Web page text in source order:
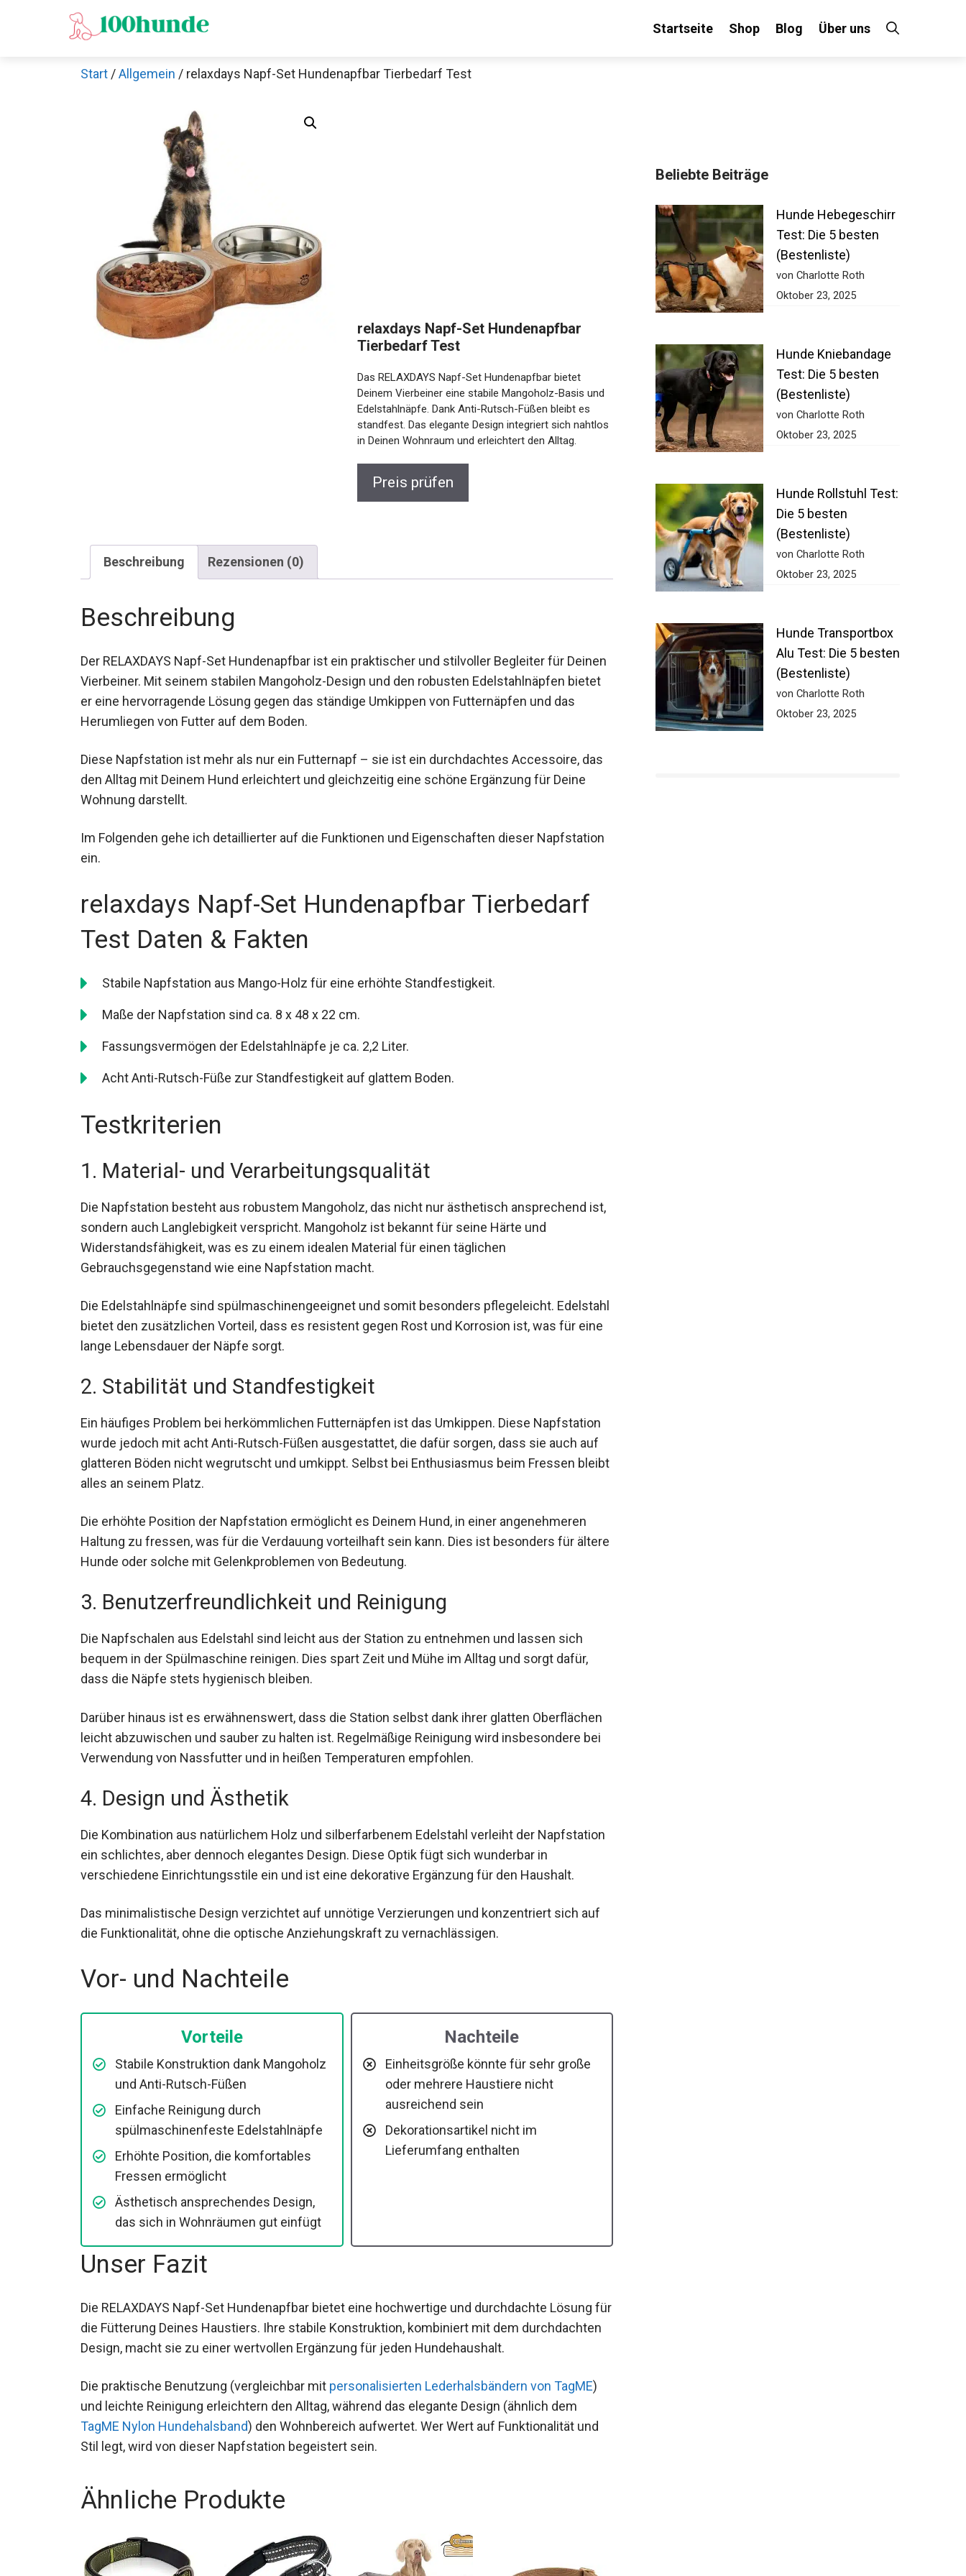
Startseite Shop Blog Über uns
Start /Allgemein / relaxdays Napf-Set Hundenapfbar Tierbedarf Test
relaxdays Napf-Set Hundenapfbar
Tierbedarf Test
Das RELAXDAYS Napf-Set Hundenapfbar bietet
Deinem Vierbeiner eine stabile Mangoholz-Basis und
Edelstahlnäpfe. Dank Anti-Rutsch-Füßen bleibt es
standfest. Das elegante Design integriert sich nahtlos
in Deinen Wohnraum und erleichtert den Alltag.
Preis prüfen
Beschreibung Rezensionen (0)
Beschreibung
Der RELAXDAYS Napf-Set Hundenapfbar ist ein praktischer und stilvoller Begleiter für Deinen
Vierbeiner. Mit seinem stabilen Mangoholz-Design und den robusten Edelstahlnäpfen bietet
er eine hervorragende Lösung gegen das ständige Umkippen von Futternäpfen und das
Herumliegen von Futter auf dem Boden.
Diese Napfstation ist mehr als nur ein Futternapf – sie ist ein durchdachtes Accessoire, das
den Alltag mit Deinem Hund erleichtert und gleichzeitig eine schöne Ergänzung für Deine
Wohnung darstellt.
Im Folgenden gehe ich detaillierter auf die Funktionen und Eigenschaften dieser Napfstation
ein.
relaxdays Napf-Set Hundenapfbar Tierbedarf
Test Daten & Fakten
Stabile Napfstation aus Mango-Holz für eine erhöhte Standfestigkeit.
Maße der Napfstation sind ca. 8 x 48 x 22 cm.
Fassungsvermögen der Edelstahlnäpfe je ca. 2,2 Liter.
Acht Anti-Rutsch-Füße zur Standfestigkeit auf glattem Boden.
Testkriterien
1. Material- und Verarbeitungsqualität
Die Napfstation besteht aus robustem Mangoholz, das nicht nur ästhetisch ansprechend ist,
sondern auch Langlebigkeit verspricht. Mangoholz ist bekannt für seine Härte und
Widerstandsfähigkeit, was es zu einem idealen Material für einen täglichen
Gebrauchsgegenstand wie eine Napfstation macht.
Die Edelstahlnäpfe sind spülmaschinengeeignet und somit besonders pflegeleicht. Edelstahl
bietet den zusätzlichen Vorteil, dass es resistent gegen Rost und Korrosion ist, was für eine
lange Lebensdauer der Näpfe sorgt.
2. Stabilität und Standfestigkeit
Ein häufiges Problem bei herkömmlichen Futternäpfen ist das Umkippen. Diese Napfstation
wurde jedoch mit acht Anti-Rutsch-Füßen ausgestattet, die dafür sorgen, dass sie auch auf
glatteren Böden nicht wegrutscht und umkippt. Selbst bei Enthusiasmus beim Fressen bleibt
alles an seinem Platz.
Die erhöhte Position der Napfstation ermöglicht es Deinem Hund, in einer angenehmeren
Haltung zu fressen, was für die Verdauung vorteilhaft sein kann. Dies ist besonders für ältere
Hunde oder solche mit Gelenkproblemen von Bedeutung.
3. Benutzerfreundlichkeit und Reinigung
Die Napfschalen aus Edelstahl sind leicht aus der Station zu entnehmen und lassen sich
bequem in der Spülmaschine reinigen. Dies spart Zeit und Mühe im Alltag und sorgt dafür,
dass die Näpfe stets hygienisch bleiben.
Darüber hinaus ist es erwähnenswert, dass die Station selbst dank ihrer glatten Oberflächen
leicht abzuwischen und sauber zu halten ist. Regelmäßige Reinigung wird insbesondere bei
Verwendung von Nassfutter und in heißen Temperaturen empfohlen.
4. Design und Ästhetik
Die Kombination aus natürlichem Holz und silberfarbenem Edelstahl verleiht der Napfstation
ein schlichtes, aber dennoch elegantes Design. Diese Optik fügt sich wunderbar in
verschiedene Einrichtungsstile ein und ist eine dekorative Ergänzung für den Haushalt.
Das minimalistische Design verzichtet auf unnötige Verzierungen und konzentriert sich auf
die Funktionalität, ohne die optische Anziehungskraft zu vernachlässigen.
Vor- und Nachteile
Vorteile
Stabile Konstruktion dank Mangoholz
und Anti-Rutsch-Füßen
Einfache Reinigung durch
spülmaschinenfeste Edelstahlnäpfe
Erhöhte Position, die komfortables
Fressen ermöglicht
Ästhetisch ansprechendes Design,
das sich in Wohnräumen gut einfügt
Nachteile
Einheitsgröße könnte für sehr große
oder mehrere Haustiere nicht
ausreichend sein
Dekorationsartikel nicht im
Lieferumfang enthalten
Unser Fazit
Die RELAXDAYS Napf-Set Hundenapfbar bietet eine hochwertige und durchdachte Lösung für
die Fütterung Deines Haustiers. Ihre stabile Konstruktion, kombiniert mit dem durchdachten
Design, macht sie zu einer wertvollen Ergänzung für jeden Hundehaushalt.
Die praktische Benutzung (vergleichbar mit personalisierten Lederhalsbändern von TagME)
und leichte Reinigung erleichtern den Alltag, während das elegante Design (ähnlich dem
TagME Nylon Hundehalsband) den Wohnbereich aufwertet. Wer Wert auf Funktionalität und
Stil legt, wird von dieser Napfstation begeistert sein.
Ähnliche Produkte
Beliebte Beiträge
Hunde Hebegeschirr
Test: Die 5 besten
(Bestenliste)
von Charlotte Roth
Oktober 23, 2025
Hunde Kniebandage
Test: Die 5 besten
(Bestenliste)
von Charlotte Roth
Oktober 23, 2025
Hunde Rollstuhl Test:
Die 5 besten
(Bestenliste)
von Charlotte Roth
Oktober 23, 2025
Hunde Transportbox
Alu Test: Die 5 besten
(Bestenliste)
von Charlotte Roth
Oktober 23, 2025